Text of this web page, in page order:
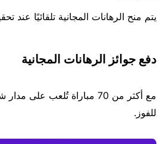
يتم منح الرهانات المجانية تلقائيًا عند
دفع جوائز الرهانات المجانية
مع أكثر من 70 مباراة
للفوز.